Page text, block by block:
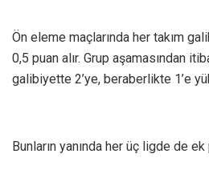
Ön eleme maçlarında her takım
0,5 puan alır. Grup aşamasından
galibiyette 2’ye, beraberlikte 1’e
Bunların yanında her üç ligde de